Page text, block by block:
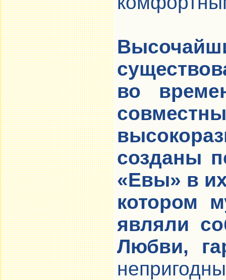
во
созданы
«Евы» в
котором
являли
Любви,